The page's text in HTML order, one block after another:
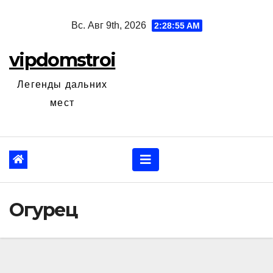
Вс. Авг 9th, 2026 2:28:56 AM
vipdomstroi
Легенды дальних
мест
Огурец